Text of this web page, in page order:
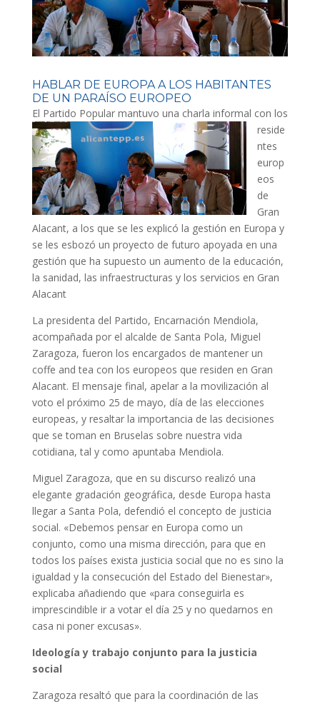
HABLAR DE EUROPA A LOS HABITANTES
DE UN PARAÍSO EUROPEO
El Partido Popular mantuvo una charla informal con los
reside
ntes
europ
eos
de
Gran
Alacant, a los que se les explicó la gestión en Europa y
se les esbozó un proyecto de futuro apoyada en una
gestión que ha supuesto un aumento de la educación,
la sanidad, las infraestructuras y los servicios en Gran
Alacant
La presidenta del Partido, Encarnación Mendiola,
acompañada por el alcalde de Santa Pola, Miguel
Zaragoza, fueron los encargados de mantener un
coffe and tea con los europeos que residen en Gran
Alacant. El mensaje final, apelar a la movilización al
voto el próximo 25 de mayo, día de las elecciones
europeas, y resaltar la importancia de las decisiones
que se toman en Bruselas sobre nuestra vida
cotidiana, tal y como apuntaba Mendiola.
Miguel Zaragoza, que en su discurso realizó una
elegante gradación geográfica, desde Europa hasta
llegar a Santa Pola, defendió el concepto de justicia
social. «Debemos pensar en Europa como un
conjunto, como una misma dirección, para que en
todos los países exista justicia social que no es sino la
igualdad y la consecución del Estado del Bienestar»,
explicaba añadiendo que «para conseguirla es
imprescindible ir a votar el día 25 y no quedarnos en
casa ni poner excusas».
Ideología y trabajo conjunto para la justicia
social
Zaragoza resaltó que para la coordinación de las